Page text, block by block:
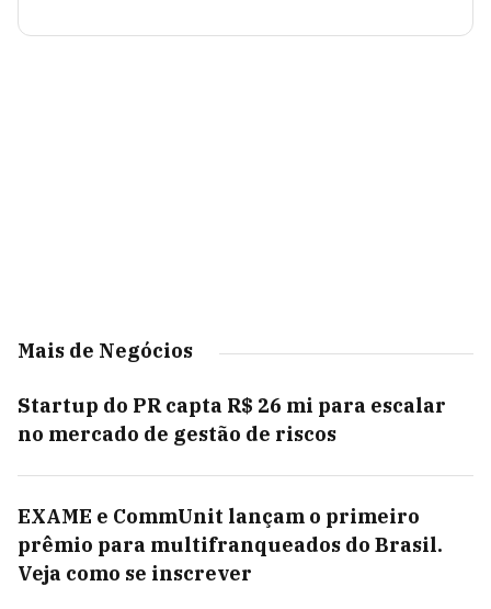
Mais de Negócios
Startup do PR capta R$ 26 mi para escalar
no mercado de gestão de riscos
EXAME e CommUnit lançam o primeiro
prêmio para multifranqueados do Brasil.
Veja como se inscrever